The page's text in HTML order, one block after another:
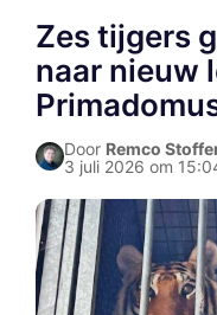
Zes tijgers
naar nieuw
Door Remco
3 juli 2026 om